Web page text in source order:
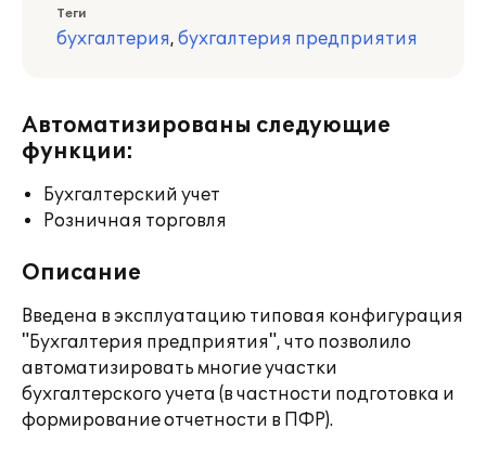
Теги
бухгалтерия, бухгалтерия предприятия
Автоматизированы следующие
функции:
Бухгалтерский учет
Розничная торговля
Описание
Введена в эксплуатацию типовая конфигурация
"Бухгалтерия предприятия", что позволило
автоматизировать многие участки
бухгалтерского учета (в частности подготовка и
формирование отчетности в ПФР).